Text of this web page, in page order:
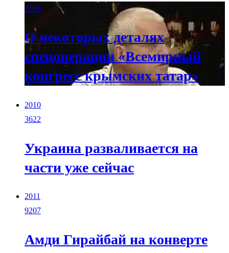
3709
О некоторых деталях
спецоперации «Всемирный
конгресс крымских татар»
2010
3622
Украина разваливается на
части уже сейчас
2011
9207
Амди Гирайбай на конверте